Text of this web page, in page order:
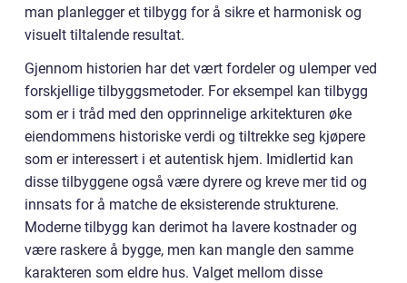
man planlegger et tilbygg for å sikre et harmonisk og
visuelt tiltalende resultat.
Gjennom historien har det vært fordeler og ulemper ved
forskjellige tilbyggsmetoder. For eksempel kan tilbygg
som er i tråd med den opprinnelige arkitekturen øke
eiendommens historiske verdi og tiltrekke seg kjøpere
som er interessert i et autentisk hjem. Imidlertid kan
disse tilbyggene også være dyrere og kreve mer tid og
innsats for å matche de eksisterende strukturene.
Moderne tilbygg kan derimot ha lavere kostnader og
være raskere å bygge, men kan mangle den samme
karakteren som eldre hus. Valget mellom disse